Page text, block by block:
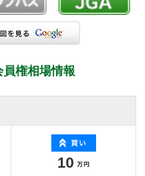
権相場情報
10